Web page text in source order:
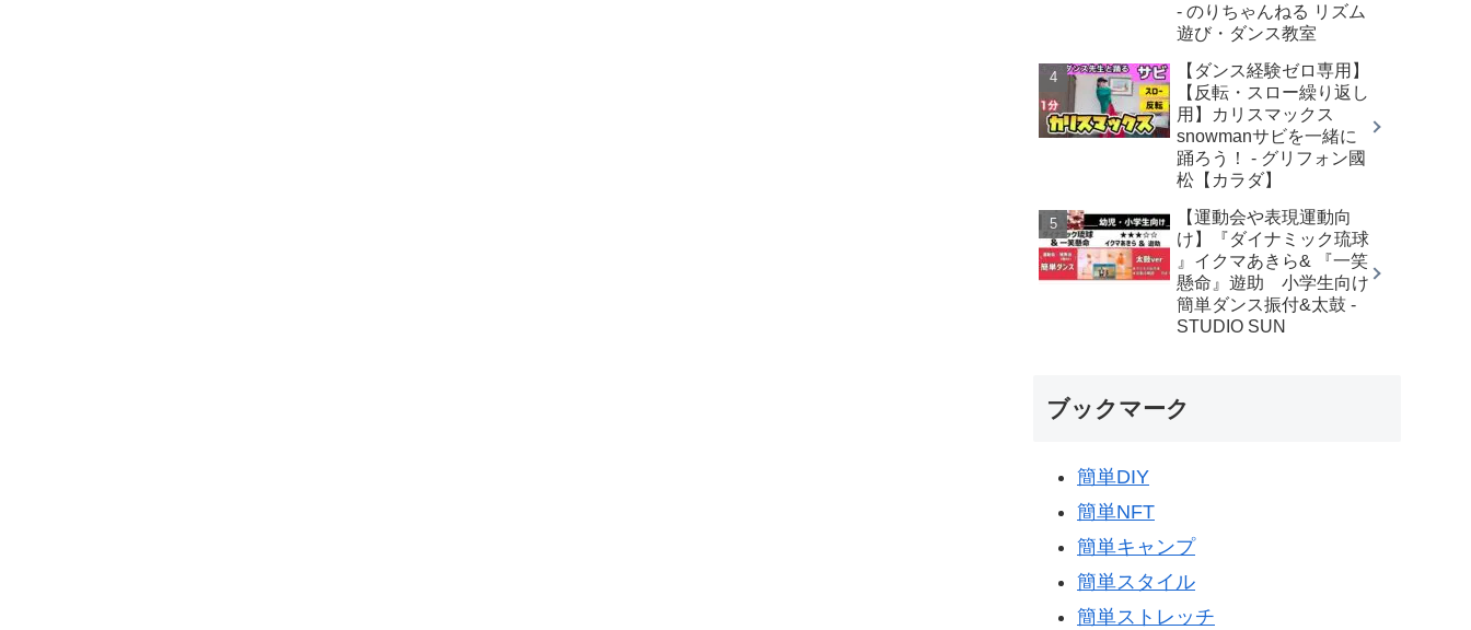
- のりちゃんねる リズム
遊び・ダンス教室
【ダンス経験ゼロ専用】
【反転・スロー繰り返し
用】カリスマックス
snowmanサビを一緒に
踊ろう！ - グリフォン國
松【カラダ】
【運動会や表現運動向
け】『ダイナミック琉球
』イクマあきら& 『一笑
懸命』遊助 小学生向け
簡単ダンス振付&太鼓 -
STUDIO SUN
ブックマーク
簡単DIY
簡単NFT
簡単キャンプ
簡単スタイル
簡単ストレッチ